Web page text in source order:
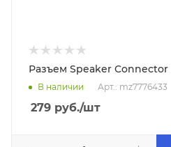
Разъем Speaker Connector
В наличии Арт.: mz7776433
279 руб./шт